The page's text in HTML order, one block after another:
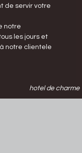
de servir votre
notre
les jours et
notre clientele
hotel de charme